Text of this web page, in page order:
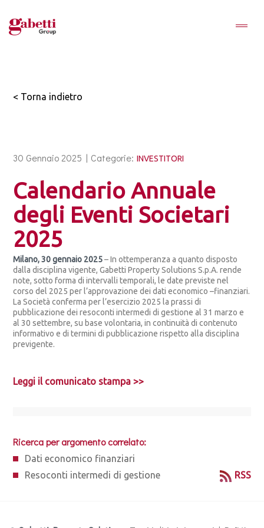
< Torna indietro
30 Gennaio 2025 | Categorie: INVESTITORI
Calendario Annuale
degli Eventi Societari
2025
Milano, 30 gennaio 2025– In ottemperanza a quanto disposto
dalla disciplina vigente, Gabetti Property Solutions S.p.A. rende
note, sotto forma di intervalli temporali, le date previste nel
corso del 2025 per l’approvazione dei dati economico –finanziari.
La Società conferma per l’esercizio 2025 la prassi di
pubblicazione dei resoconti intermedi di gestione al 31 marzo e
al 30 settembre, su base volontaria, in continuità di contenuto
informativo e di termini di pubblicazione rispetto alla disciplina
previgente.
Leggi il comunicato stampa >>
Ricerca per argomento correlato:
Dati economico finanziari
Resoconti intermedi di gestione
RSS